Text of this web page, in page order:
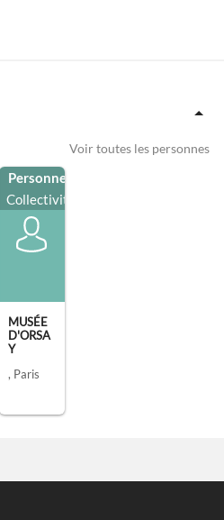
Voir toutes les personnes
Personne
Collectivité
MUSÉE
D'ORSA
Y
, Paris